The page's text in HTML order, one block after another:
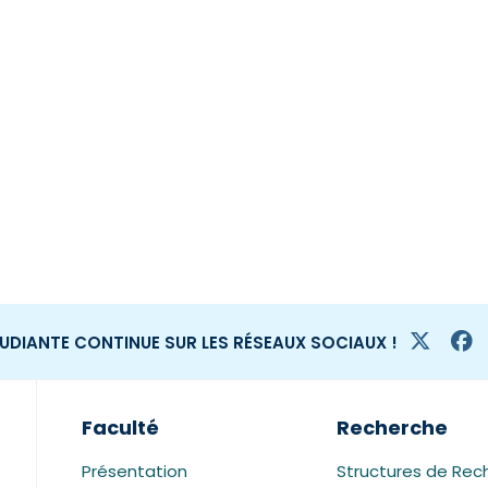
CONTINUE SUR LES RÉSEAUX SOCIAUX !
Faculté
Présentation
Recherche
Structures de